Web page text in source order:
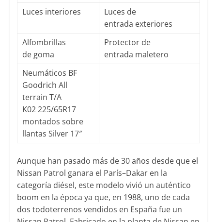
Luces interiores
Luces de
entrada exteriores
Alfombrillas
de goma
Protector de
entrada maletero
Neumáticos BF
Goodrich All
terrain T/A
K02 225/65R17
montados sobre
llantas Silver 17″
Aunque han pasado más de 30 años desde que el
Nissan Patrol ganara el París–Dakar en la
categoría diésel, este modelo vivió un auténtico
boom en la época ya que, en 1988, uno de cada
dos todoterrenos vendidos en España fue un